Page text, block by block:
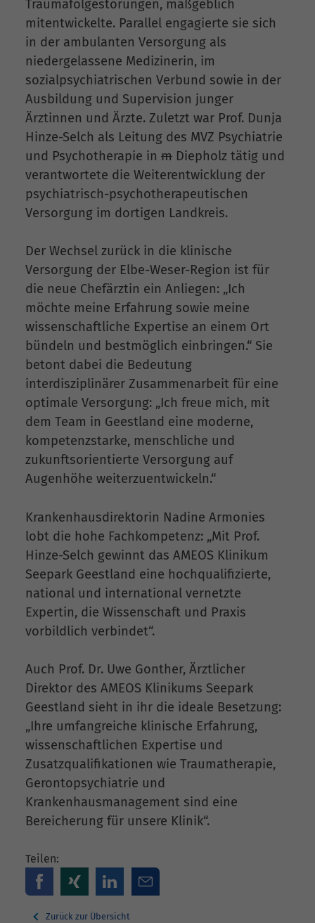
Traumafolgestörungen, maßgeblich
mitentwickelte. Parallel engagierte sie sich
in der ambulanten Versorgung als
niedergelassene Medizinerin, im
sozialpsychiatrischen Verbund sowie in der
Ausbildung und Supervision junger
Ärztinnen und Ärzte. Zuletzt war Prof. Dunja
Hinze-Selch als Leitung des MVZ Psychiatrie
und Psychotherapie in m Diepholz tätig und
verantwortete die Weiterentwicklung der
psychiatrisch-psychotherapeutischen
Versorgung im dortigen Landkreis.
Der Wechsel zurück in die klinische
Versorgung der Elbe-Weser-Region ist für
die neue Chefärztin ein Anliegen: „Ich
möchte meine Erfahrung sowie meine
wissenschaftliche Expertise an einem Ort
bündeln und bestmöglich einbringen.“ Sie
betont dabei die Bedeutung
interdisziplinärer Zusammenarbeit für eine
optimale Versorgung: „Ich freue mich, mit
dem Team in Geestland eine moderne,
kompetenzstarke, menschliche und
zukunftsorientierte Versorgung auf
Augenhöhe weiterzuentwickeln.“
Krankenhausdirektorin Nadine Armonies
lobt die hohe Fachkompetenz: „Mit Prof.
Hinze-Selch gewinnt das AMEOS Klinikum
Seepark Geestland eine hochqualifizierte,
national und international vernetzte
Expertin, die Wissenschaft und Praxis
vorbildlich verbindet“.
Auch Prof. Dr. Uwe Gonther, Ärztlicher
Direktor des AMEOS Klinikums Seepark
Geestland sieht in ihr die ideale Besetzung:
„Ihre umfangreiche klinische Erfahrung,
wissenschaftlichen Expertise und
Zusatzqualifikationen wie Traumatherapie,
Gerontopsychiatrie und
Krankenhausmanagement sind eine
Bereicherung für unsere Klinik“.
Teilen:
Zurück zur Übersicht